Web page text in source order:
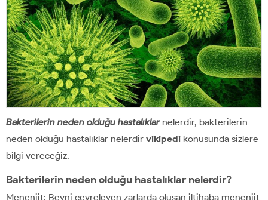
Bakterilerin neden olduğu hastalıklarnelerdir, bakterilerin
neden olduğu hastalıklar nelerdir vikipedi konusunda sizlere
bilgi vereceğiz.
Bakterilerin neden olduğu hastalıklar nelerdir?
Menenjit: Beyni çevreleyen zarlarda oluşan iltihaba menenjit